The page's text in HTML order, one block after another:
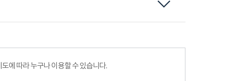
에 따라 누구나 이용할 수 있습니다.